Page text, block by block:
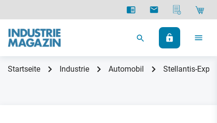
Startseite Industrie Automobil Stellantis-